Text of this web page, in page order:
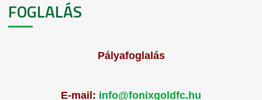
FOGLALÁS
Pályafoglalás
E-mail: info@fonixgoldfc.hu